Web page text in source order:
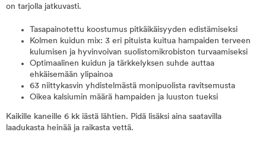
on tarjolla jatkuvasti.
Tasapainotettu koostumus pitkäikäisyyden edistämiseksi
Kolmen kuidun mix: 3 eri pituista kuitua hampaiden terveen
kulumisen ja hyvinvoivan suolistomikrobiston turvaamiseksi
Optimaalinen kuidun ja tärkkelyksen suhde auttaa
ehkäisemään ylipainoa
63 niittykasvin yhdistelmästä monipuolista ravitsemusta
Oikea kalsiumin määrä hampaiden ja luuston tueksi
Kaikille kaneille 6 kk iästä lähtien. Pidä lisäksi aina saatavilla
laadukasta heinää ja raikasta vettä.